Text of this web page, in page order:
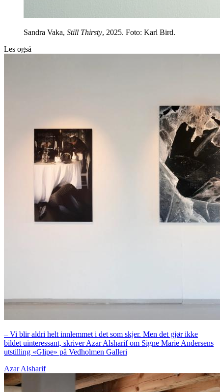
Sandra Vaka, Still Thirsty, 2025. Foto: Karl Bird.
Les også
– Vi blir aldri helt innlemmet i det som skjer. Men det gjør ikke
bildet uinteressant, skriver Azar Alsharif om Signe Marie Andersens
utstilling «Glipe» på Vedholmen Galleri
Azar Alsharif